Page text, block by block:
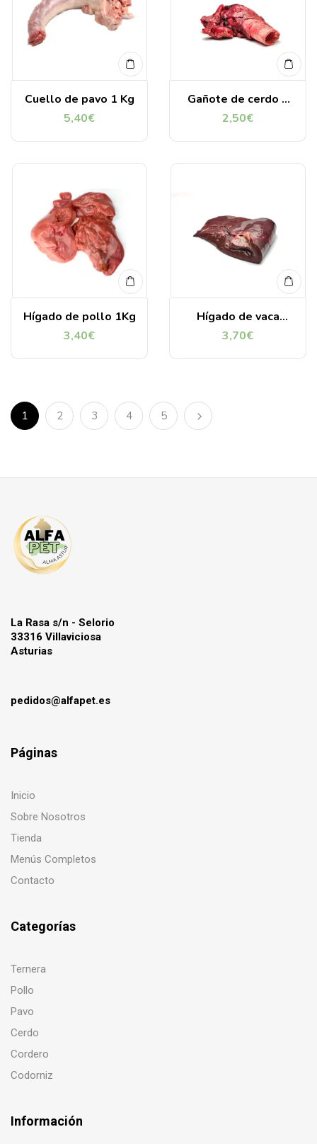
Cuello de pavo 1 Kg
5,40€
Gañote de cerdo 1
Kg
2,50€
Hígado de pollo 1Kg
3,40€
Hígado de vaca
troceado 1 Kg
3,70€
1 2 3 4 5
La Rasa s/n - Selorio
33316 Villaviciosa
Asturias
pedidos@alfapet.es
Páginas
Inicio
Sobre Nosotros
Tienda
Menús Completos
Contacto
Categorías
Ternera
Pollo
Pavo
Cerdo
Cordero
Codorniz
Información